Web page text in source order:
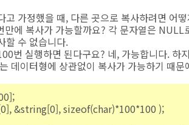
고 가정했을 때, 다른 곳으로 복사하려면 어
에 복사가 가능할까요? 각 문자열은 NULL
할 수 없습니다.
번 실행하면 된다구요? 네, 가능합니다. 하
데이터형에 상관없이 복사가 가능하기 때문
&string[0], sizeof(char)*100*100 );